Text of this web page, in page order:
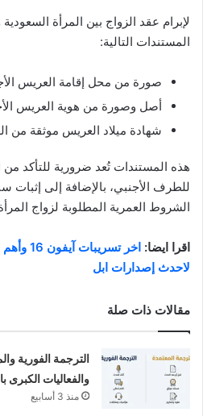
لإبرام عقد الزواج بين المرأة
المستندات التالية:
صورة من محل إقامة العريس
أصل وصورة من هوية العريس
شهادة ميلاد العريس موثقة من
هذه المستندات تُعد ضرورية للتأكد من
للطرف الأجنبي، بالإضافة إلى إثبات
الشروط العمرية المطلوبة لزواج
اقرا ايضا:
اخر
لاحدث إصدارات ابل
مقالات ذات صلة
الترجمة الفورية
والفعاليات الكبرى
منذ 3 أسابيع